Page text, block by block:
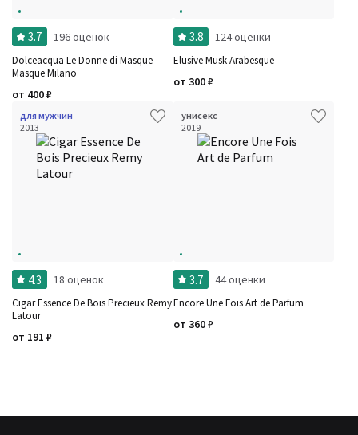
3.7 196 оценок
Dolceacqua Le Donne di Masque
Masque Milano
от 400₽
3.8 124 оценки
Elusive Musk Arabesque
от 300₽
для мужчин
2013
4.3 18 оценок
Cigar Essence De Bois Precieux Remy
Latour
от 191 ₽
унисекс
2019
3.7 44 оценки
Encore Une Fois Art de Parfum
от 360₽